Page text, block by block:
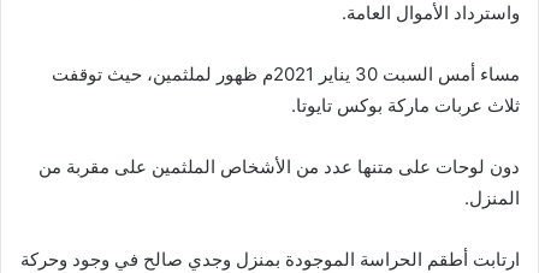
واسترداد الأموال العامة.
مساء أمس السبت 30 يناير 2021م ظهور لملثمين، حيث توقفت
ثلاث عربات ماركة بوكس تايوتا.
دون لوحات على متنها عدد من الأشخاص الملثمين على مقربة من
المنزل.
ارتابت أطقم الحراسة الموجودة بمنزل وجدي صالح في وجود وحركة